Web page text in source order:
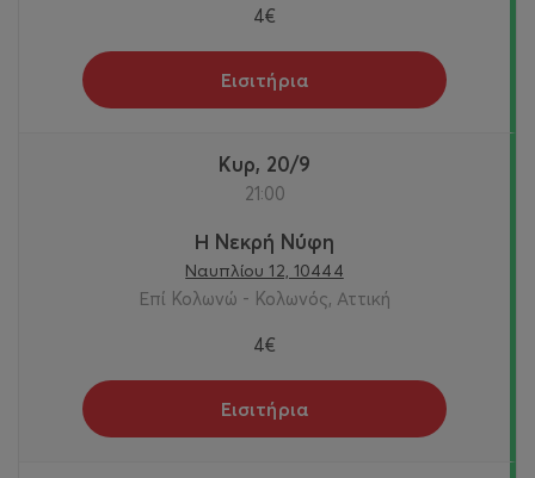
4€
Εισιτήρια
Κυρ, 20/9
21:00
Η Νεκρή Νύφη
Ναυπλίου 12, 10444
Επί Κολωνώ - Κολωνός, Αττική
4€
Εισιτήρια